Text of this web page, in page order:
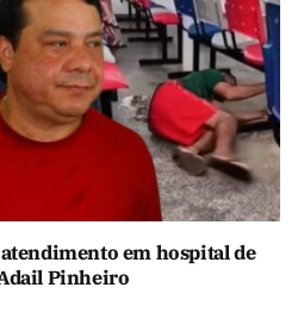
em hospital de
Pinheiro